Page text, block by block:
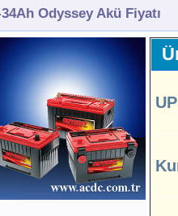
Odyssey Akü Fiyatı